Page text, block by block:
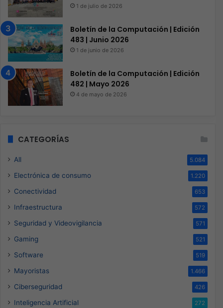
1 de julio de 2026
Boletín de la Computación | Edición
483 | Junio 2026
1 de junio de 2026
Boletín de la Computación | Edición
482 | Mayo 2026
4 de mayo de 2026
CATEGORÍAS
All 5.084
Electrónica de consumo 1.220
Conectividad 653
Infraestructura 572
Seguridad y Videovigilancia 571
Gaming 521
Software 519
Mayoristas 1.466
Ciberseguridad 426
Inteligencia Artificial 272